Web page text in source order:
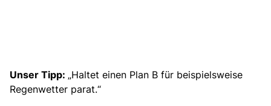
Unser Tipp: „Haltet einen Plan B für beispielsweise
Regenwetter parat.“